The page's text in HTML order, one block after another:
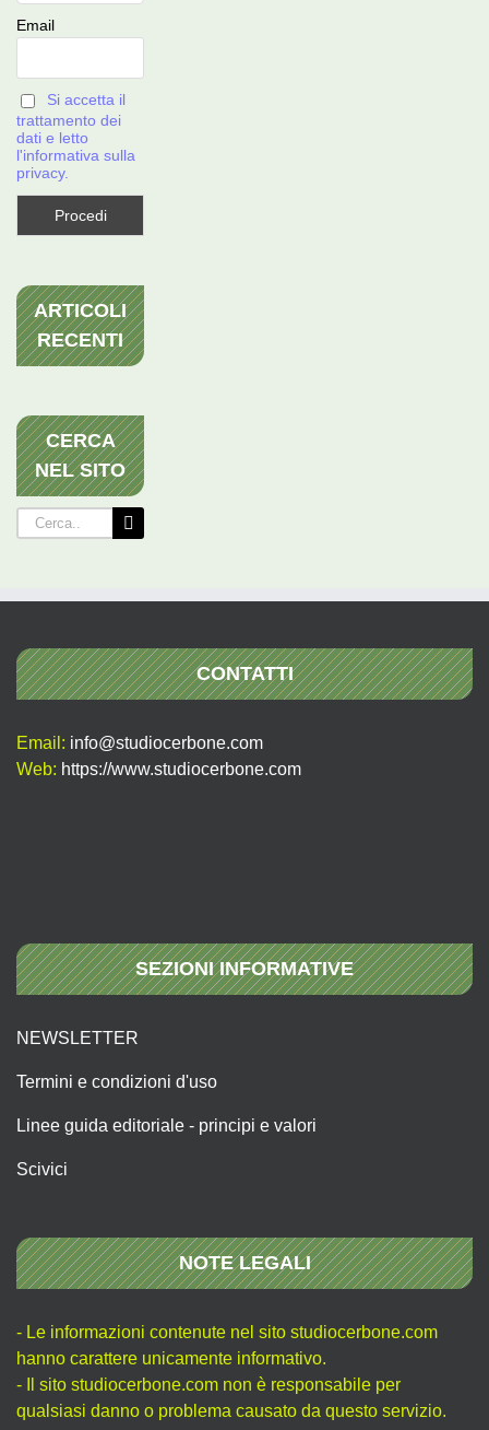
Email
Si accetta il
trattamento dei
dati e letto
l'informativa sulla
privacy.
ARTICOLI
RECENTI
CERCA
NEL SITO
Cerca
per:
CONTATTI
Email: info@studiocerbone.com
Web: https://www.studiocerbone.com
SEZIONI INFORMATIVE
NEWSLETTER
Termini e condizioni d'uso
Linee guida editoriale - principi e valori
Scivici
NOTE LEGALI
- Le informazioni contenute nel sito studiocerbone.com
hanno carattere unicamente informativo.
- Il sito studiocerbone.com non è responsabile per
qualsiasi danno o problema causato da questo servizio.